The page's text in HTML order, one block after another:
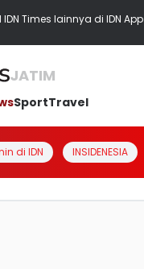
IDN Times lainnya di IDN App
JATIM
SportTravel
di IDN INSIDENESIA